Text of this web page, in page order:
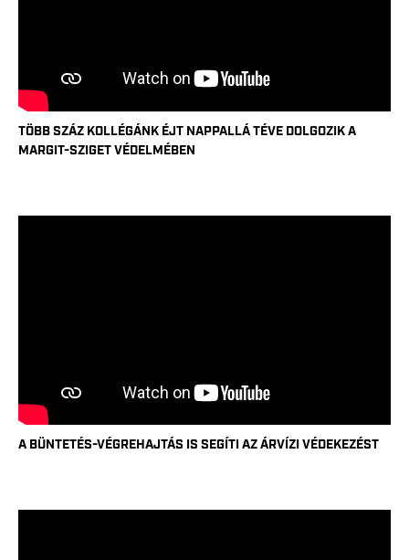
TÖBB SZÁZ KOLLÉGÁNK ÉJT NAPPALLÁ TÉVE DOLGOZIK A
MARGIT-SZIGET VÉDELMÉBEN
A BÜNTETÉS-VÉGREHAJTÁS IS SEGÍTI AZ ÁRVÍZI VÉDEKEZÉST